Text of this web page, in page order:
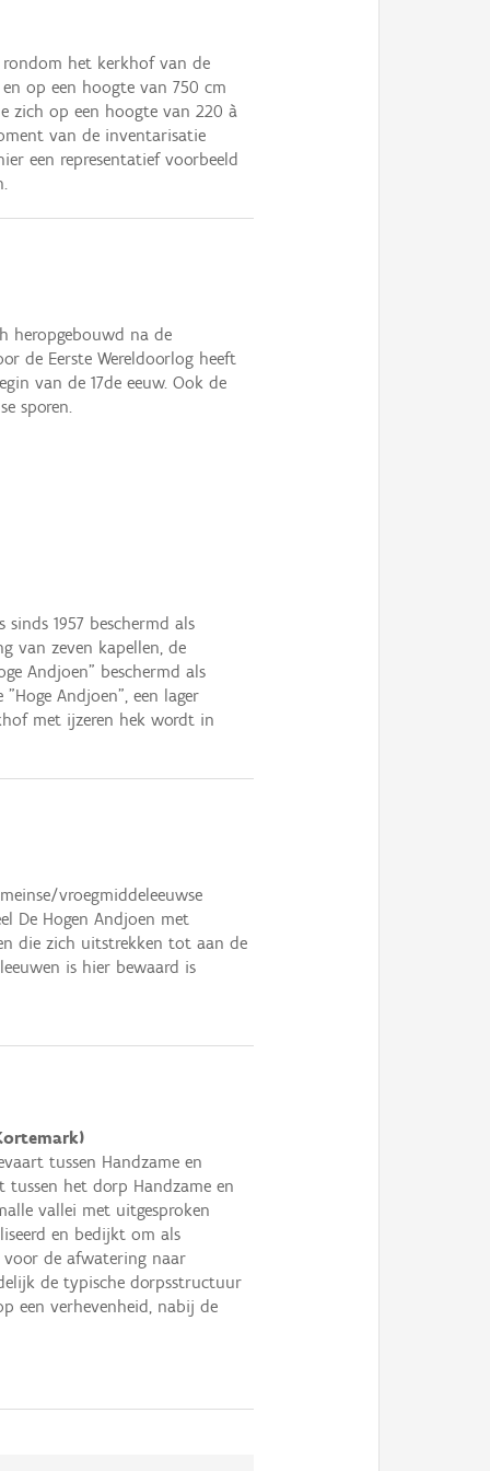
rondom het kerkhof van de
op een hoogte van 750 cm
zich op een hoogte van 220 à
van de inventarisatie
een representatief voorbeeld
heropgebouwd na de
de Eerste Wereldoorlog heeft
van de 17de eeuw. Ook de
sporen.
1957 beschermd als
van zeven kapellen, de
Andjoen" beschermd als
Andjoen", een lager
met ijzeren hek wordt in
vroegmiddeleeuwse
De Hogen Andjoen met
die zich uitstrekken tot aan de
is hier bewaard is
tussen Handzame en
tussen het dorp Handzame en
vallei met uitgesproken
en bedijkt om als
voor de afwatering naar
de typische dorpsstructuur
een verhevenheid, nabij de